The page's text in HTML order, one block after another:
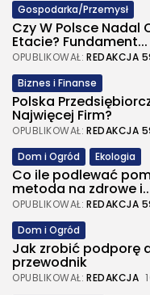
Gospodarka/Przemysł
Czy W Polsce Nadal
Etacie? Fundament...
OPUBLIKOWAŁ: REDAKCJA
Biznes i Finanse
Polska
Najwięcej Firm?
OPUBLIKOWAŁ: REDAKCJA
Dom i Ogród
Ekologia
Co ile podlewać
metoda na zdrowe
OPUBLIKOWAŁ: REDAKCJA
Dom i Ogród
Jak zrobić podporę
przewodnik
OPUBLIKOWAŁ: REDAKCJA